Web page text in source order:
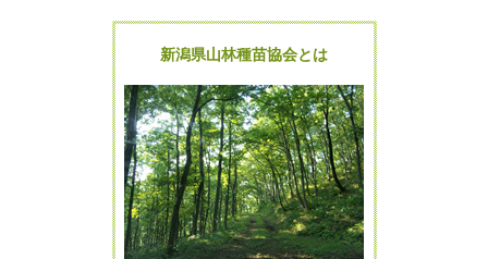
新潟県山林種苗協会とは